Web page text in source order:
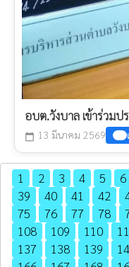
อบต.วังบาล เข้าร่วม
calendar_today 13 มีนาคม 2569
1 2 3 4 5 6
39
40 41 42
75
76 77 78
108
109 110
137
138 139